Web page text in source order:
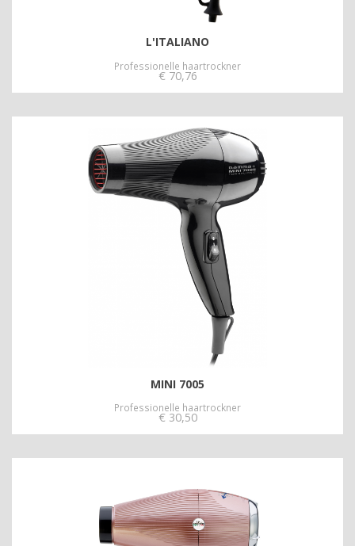
L'ITALIANO
Professionelle haartrockner
€ 70,76
MINI 7005
Professionelle haartrockner
€ 30,50